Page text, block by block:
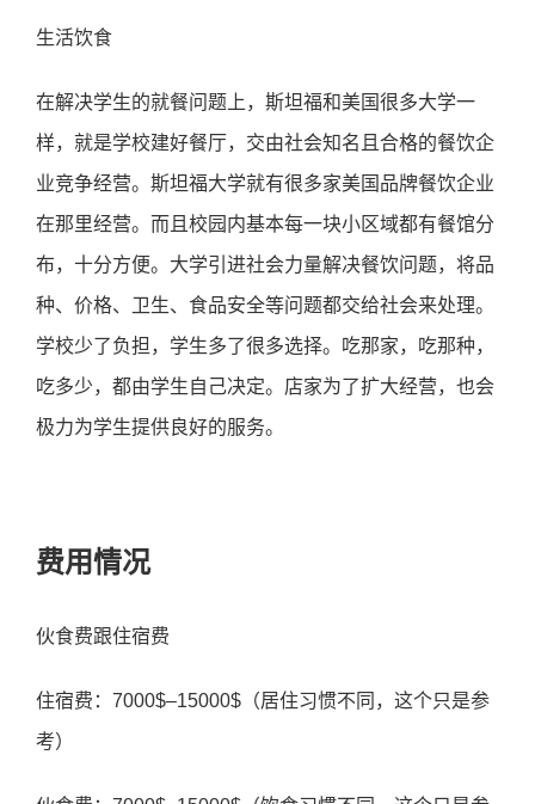
生活饮食
在解决学生的就餐问题上，斯坦福和美国很多大学一
样，就是学校建好餐厅，交由社会知名且合格的餐饮企
业竞争经营。斯坦福大学就有很多家美国品牌餐饮企业
在那里经营。而且校园内基本每一块小区域都有餐馆分
布，十分方便。大学引进社会力量解决餐饮问题，将品
种、价格、卫生、食品安全等问题都交给社会来处理。
学校少了负担，学生多了很多选择。吃那家，吃那种，
吃多少，都由学生自己决定。店家为了扩大经营，也会
极力为学生提供良好的服务。
费用情况
伙食费跟住宿费
住宿费：7000$–15000$（居住习惯不同，这个只是参
考）